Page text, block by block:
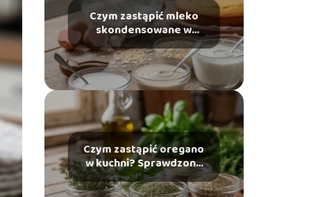
Czym zastąpić mleko
skondensowane w
deserach i wypiekach?
Czym zastąpić oregano
w kuchni? Sprawdzone
zamienniki